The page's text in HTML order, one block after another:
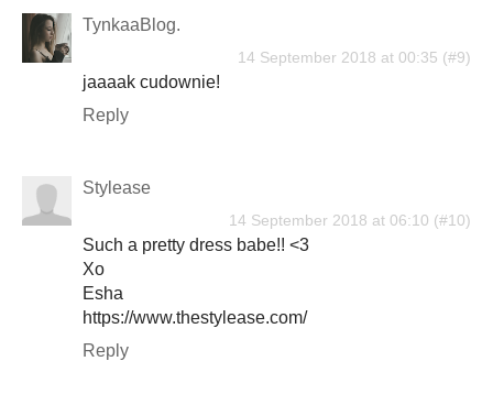
TynkaaBlog.
14 September 2018 at 00:35
jaaaak cudownie!
Reply
Stylease
14 September 2018 at 06:10
Such a pretty dress babe!! <3
Xo
Esha
https://www.thestylease.com/
Reply